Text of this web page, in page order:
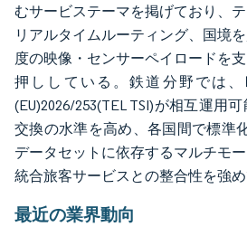
むサービステーマを掲げており、
リアルタイムルーティング、国境
度の映像・センサーペイロードを
押ししている。鉄道分野では
(EU)2026/253(TEL TSI)が相互運用
交換の水準を高め、各国間で標準
データセットに依存するマルチモ
統合旅客サービスとの整合性を強め
最近の業界動向